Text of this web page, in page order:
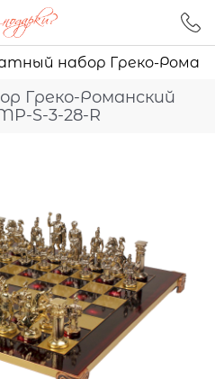
набор Греко-
Греко-Романский
S-3-28-R